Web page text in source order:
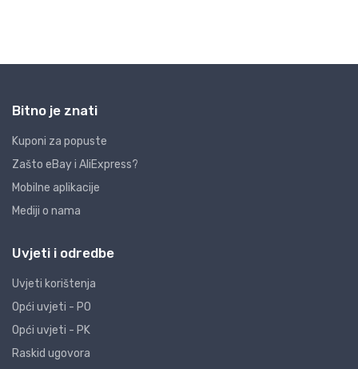
Bitno je znati
Kuponi za popuste
Zašto eBay i AliExpress?
Mobilne aplikacije
Mediji o nama
Uvjeti i odredbe
Uvjeti korištenja
Opći uvjeti - PO
Opći uvjeti - PK
Raskid ugovora